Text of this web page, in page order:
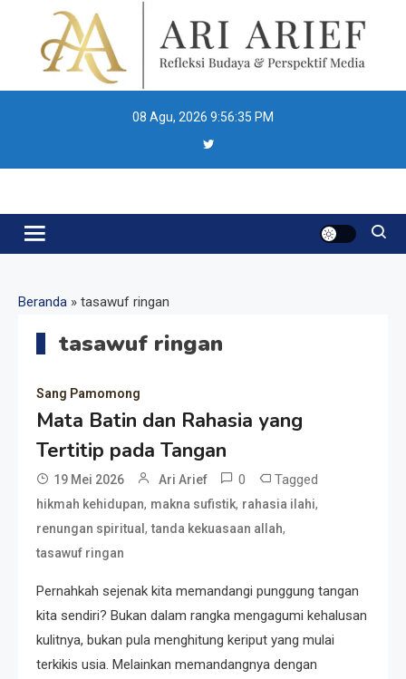
content
08 Agu, 2026 9:56:35 PM
Ari Arief
Beranda » tasawuf ringan
tasawuf ringan
Sang Pamomong
Mata Batin dan Rahasia yang
Tertitip pada Tangan
19 Mei 2026 Ari Arief 0 Tagged
hikmah kehidupan, makna sufistik, rahasia ilahi,
renungan spiritual ,tanda kekuasaan allah,
tasawuf ringan
Pernahkah sejenak kita memandangi punggung tangan
kita sendiri? Bukan dalam rangka mengagumi kehalusan
kulitnya, bukan pula menghitung keriput yang mulai
terkikis usia. Melainkan memandangnya dengan
Resonansi
Seri 1: Republik Karang
Kedempel, Lahirnya Politik
Non-Blok ke Go-Blok!
Artikel
Menelusuri Akar Sejarah Ulang
Tahun PPU, Pertentangan
Bulan Peringatan vs
Pengesahan UU 7/2002
Resonansi